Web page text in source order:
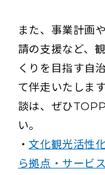
また、事業計画
請の支援など、
くりを目指す自
て伴走いたしま
談は、ぜひ
い。
・文化観光活性
ら拠点・サービ